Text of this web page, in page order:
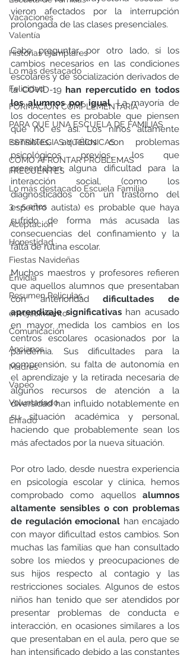
Vacaciones
Valentía
Historias ejemplares
Lo más destacado
Felicidad
FORMACIÓN COMPLEMENTARIA
PARA QUÉ UNA ESCUELA DE FAMILIAS
ESTRATEGIAS Y TÉCNICAS
CÓMO AFRONTAR PROBLEMAS
FRECUENTES
Lo más destacado Escuela Familia
3 - 5 años
Aceptación
Honestidad
Fiestas Navideñas
Envidia
Resumen Peliculas
envejecimiento
Comunicación
Ancianos
Madres
Vapeo
Voluntariado
Enfado
vieron afectados por la interrupción
prolongada de las clases presenciales.
Cabe preguntar, por otro lado, si los
cambios necesarios en las condiciones
escolares y de socialización derivados de
la COVID-19 han repercutido en todos
los alumnos por igual. La mayoría de
los docentes es probable que piensen
que no es así. Los niños altamente
sensibles, aquellos con problemas
psicológicos previos, los que
presentaban alguna dificultad para la
interacción social, (como los
diagnosticados con un trastorno del
espectro autista) es probable que haya
sufrido de forma más acusada las
consecuencias del confinamiento y la
falta de rutina escolar.
Muchos maestros y profesores refieren
que aquellos alumnos que presentaban
con anterioridad dificultades de
aprendizaje significativas han acusado
en mayor medida los cambios en los
centros escolares ocasionados por la
pandemia. Sus dificultades para la
comprensión, su falta de autonomía en
el aprendizaje y la retirada necesaria de
algunos recursos de atención a la
diversidad han influido notablemente en
su situación académica y personal,
haciendo que probablemente sean los
más afectados por la nueva situación.
Por otro lado, desde nuestra experiencia
en psicología escolar y clínica, hemos
comprobado como aquellos alumnos
altamente sensibles o con problemas
de regulación emocional han encajado
con mayor dificultad estos cambios. Son
muchas las familias que han consultado
sobre los miedos y preocupaciones de
sus hijos respecto al contagio y las
restricciones sociales. Algunos de estos
niños han tenido que ser atendidos por
presentar problemas de conducta e
interacción, en ocasiones similares a los
que presentaban en el aula, pero que se
han intensificado debido a las constantes